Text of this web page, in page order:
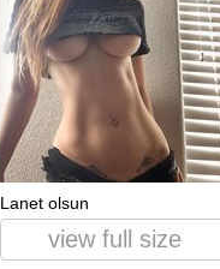
Lanet olsun
view full size